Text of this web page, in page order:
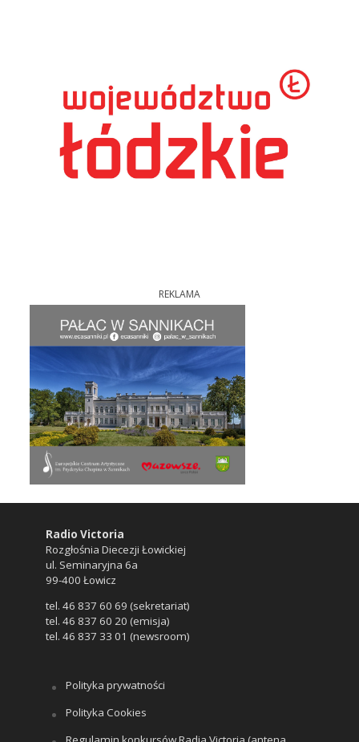
REKLAMA
Radio Victoria
Rozgłośnia Diecezji Łowickiej
ul. Seminaryjna 6a
99-400 Łowicz
tel. 46 837 60 69 (sekretariat)
tel. 46 837 60 20 (emisja)
tel. 46 837 33 01 (newsroom)
Polityka prywatności
Polityka Cookies